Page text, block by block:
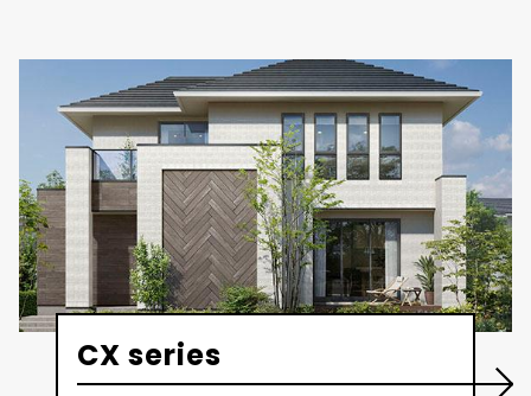
CX series